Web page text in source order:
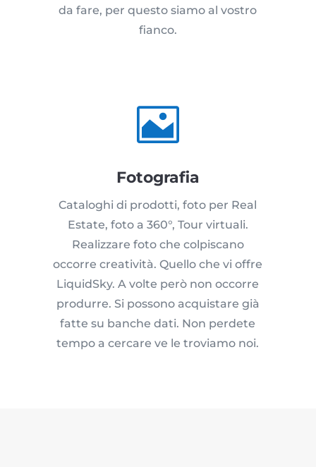
da fare, per questo siamo al vostro
fianco.

Fotografia
Cataloghi di prodotti, foto per Real
Estate, foto a 360°, Tour virtuali.
Realizzare foto che colpiscano
occorre creatività. Quello che vi offre
LiquidSky. A volte però non occorre
produrre. Si possono acquistare già
fatte su banche dati. Non perdete
tempo a cercare ve le troviamo noi.